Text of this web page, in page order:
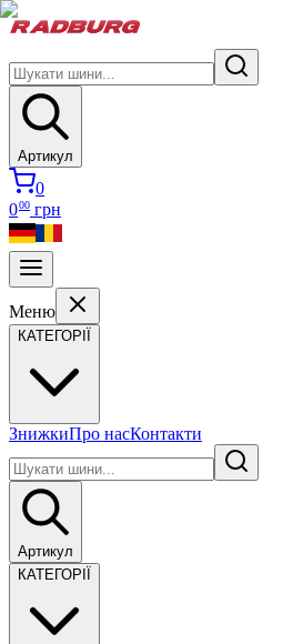
Артикул
0
000 грн
Меню
КАТЕГОРІЇ
ЗнижкиПро насКонтакти
Артикул
КАТЕГОРІЇ